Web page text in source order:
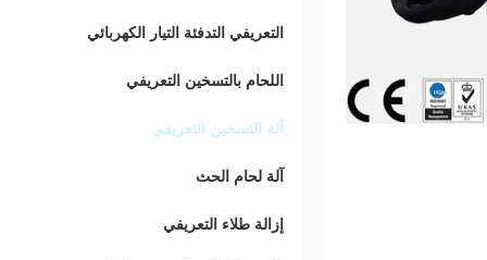
التعريفي التدفئة التيار الكهربائي
اللحام بالتسخين التعريفي
آلة التسخين التعريفي
آلة لحام الحث
إزالة طلاء التعريفي